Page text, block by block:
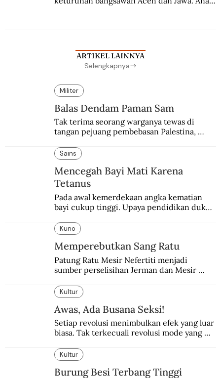
ARTIKEL LAINNYA
Selengkapnya
Militer
Balas Dendam Paman Sam
Tak terima seorang warganya tewas di
tangan pejuang pembebasan Palestina,
pembalasan.
Sains
Mencegah Bayi Mati Karena
Tetanus
Pada awal kemerdekaan angka kematian
bayi cukup tinggi. Upaya pendidikan dukun
Kuno
Memperebutkan Sang Ratu
Patung Ratu Mesir Nefertiti menjadi
sumber perselisihan Jerman dan Mesir
Kultur
Awas, Ada Busana Seksi!
Setiap revolusi menimbulkan efek yang luar
biasa. Tak terkecuali revolusi mode yang
Kultur
Burung Besi Terbang Tinggi